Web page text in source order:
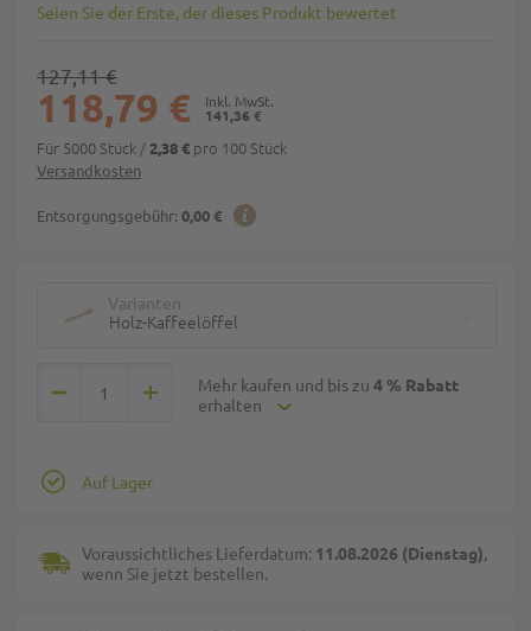
Seien Sie der Erste, der dieses Produkt bewertet
Versandkosten
Entsorgungsgebühr: 0,00 €
141,36 €
118,79 €
127,11 €
Für 5000 Stück / 2,38 € pro 100 Stück
Varianten
Holz-Kaffeelöffel
Mehr kaufen und bis zu 4 % Rabatt
erhalten
Auf Lager
Voraussichtliches Lieferdatum: 11.08.2026 (Dienstag),
wenn Sie jetzt bestellen.